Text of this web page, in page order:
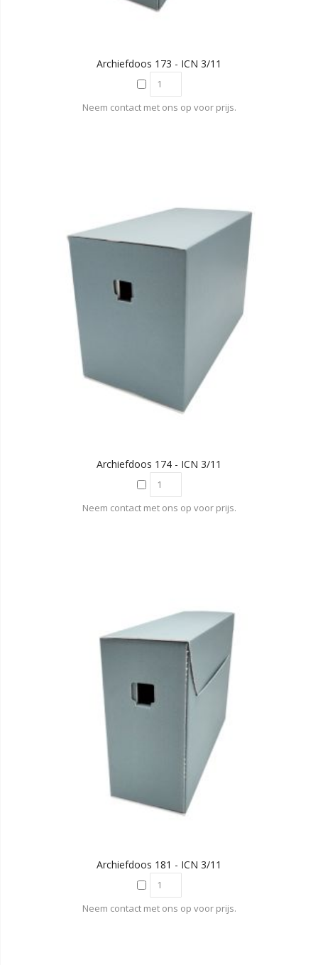
Archiefdoos 173 - ICN 3/11
Neem contact met ons op voor prijs.
Archiefdoos 174 - ICN 3/11
Neem contact met ons op voor prijs.
Archiefdoos 181 - ICN 3/11
Neem contact met ons op voor prijs.